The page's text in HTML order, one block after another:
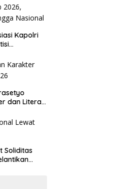
Kapolri
dan Literasi
Soliditas